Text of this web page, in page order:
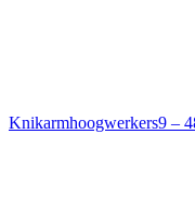
Knikarmhoogwerkers9 –